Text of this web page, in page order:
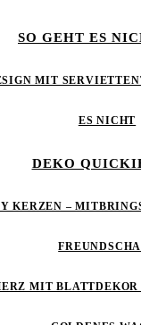
SO GEHT ES
MIT
ES NICHT
DEKO
KERZEN –
MIT BLATTDEKOR